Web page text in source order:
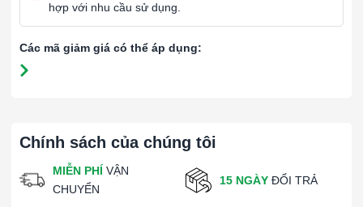
Chính sách của chúng tôi
MIỄN PHÍ VẬN
CHUYỂN
15 NGÀY ĐỔI TRẢ
hợp với nhu cầu sử dụng.
Các mã giảm giá có thể áp dụng: